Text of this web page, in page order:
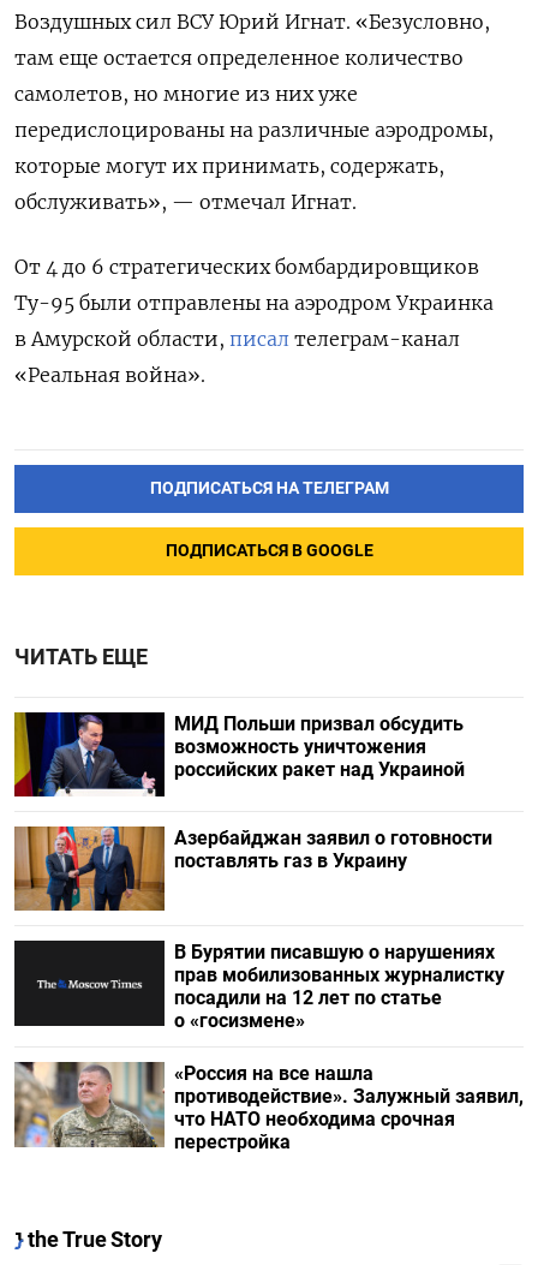
Воздушных сил ВСУ Юрий Игнат. «Безусловно,
там еще остается определенное количество
самолетов, но многие из них уже
передислоцированы на различные аэродромы,
которые могут их принимать, содержать,
обслуживать», — отмечал Игнат.
От 4 до 6 стратегических бомбардировщиков
Ту-95 были отправлены на аэродром Украинка
в Амурской области, писал телеграм-канал
«Реальная война».
ПОДПИСАТЬСЯ НА ТЕЛЕГРАМ
ПОДПИСАТЬСЯ В GOOGLE
ЧИТАТЬ ЕЩЕ
МИД Польши призвал обсудить
возможность уничтожения
российских ракет над Украиной
Азербайджан заявил о готовности
поставлять газ в Украину
В Бурятии писавшую о нарушениях
прав мобилизованных журналистку
посадили на 12 лет по статье
о «госизмене»
«Россия на все нашла
противодействие». Залужный заявил,
что НАТО необходима срочная
перестройка